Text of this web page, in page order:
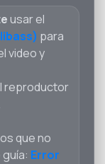
usar el
para
video y
reproductor
que no
Error